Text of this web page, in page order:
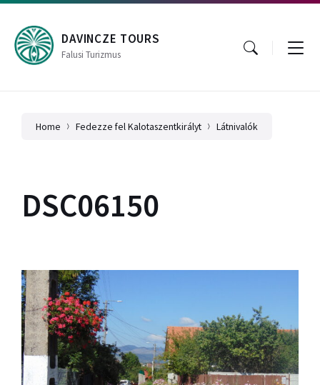
Skip
content
Skip
main
navigation
Skip
footer
DAVINCZE TOURS
Falusi Turizmus
Home Fedezze fel Kalotaszentkirályt Látnivalók
DSC06150